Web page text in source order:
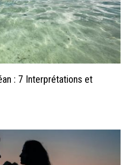
: 7 Interprétations et